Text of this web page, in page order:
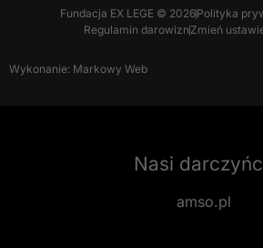
Fundacja EX LEGE © 2026Polityka
Regulamin darowizn Zmień
Wykonanie: Markowy Web
Nasi
amso.pl